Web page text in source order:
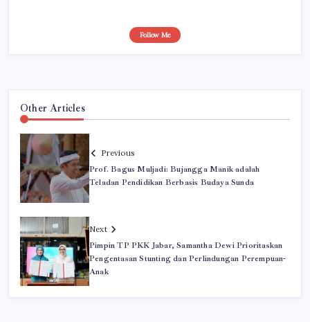
Follow Me
Other Articles
Previous
Prof. Bagus Muljadi: Bujangga Manik adalah
Teladan Pendidikan Berbasis Budaya Sunda
Next
Pimpin TP PKK Jabar, Samantha Dewi Prioritaskan
Pengentasan Stunting dan Perlindungan Perempuan-
Anak